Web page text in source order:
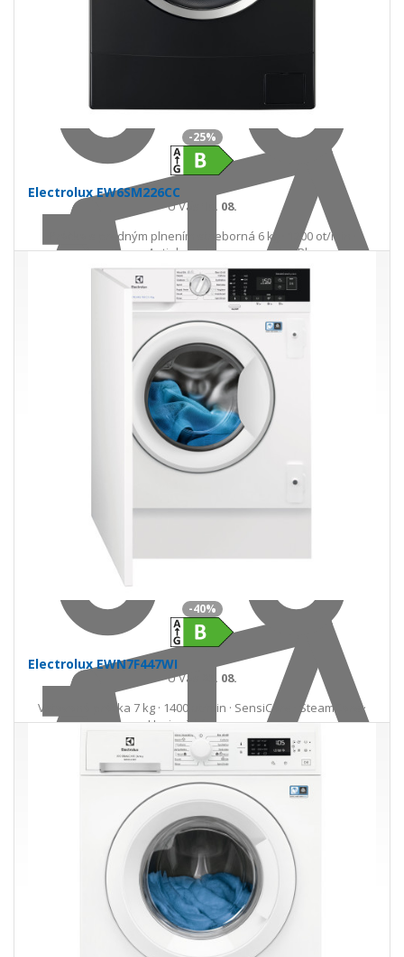
U Vás 18. 08.
-25%
Electrolux EW6SM226CC
Práčka s predným plnením strieborná 6 kg · 1200 ot/min ·
SensiCare · Antialergický program · SoftPlus
546,00 €728,00 €
Ušetríte 182,00 €s DPH · doprava zdarma
do 14 prac. dní
U Vás 25. 08.
-40%
Electrolux EWN7F447WI
Vstavaná práčka 7 kg · 1400 ot/min · SensiCare · SteamCare ·
Hygienický program
527,00 €
881,00 €
Ušetríte 354,00 €s DPH · doprava zdarma
do 5 prac. dní